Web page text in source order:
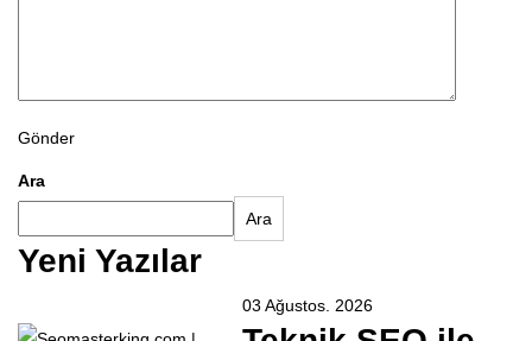
Gönder
Ara
Ara
Yeni Yazılar
03 Ağustos. 2026